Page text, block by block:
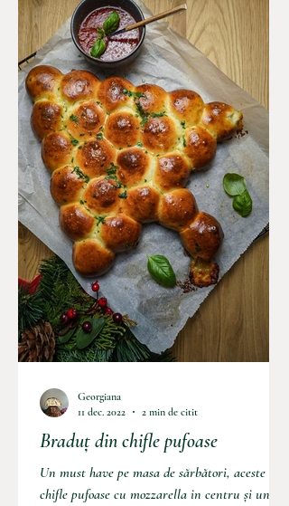
Braduț din chifle pufoase
Un must have pe masa de sărbători, aceste
chifle pufoase cu mozzarella in centru și unse
Georgiana
11 dec. 2022
2 min de citit